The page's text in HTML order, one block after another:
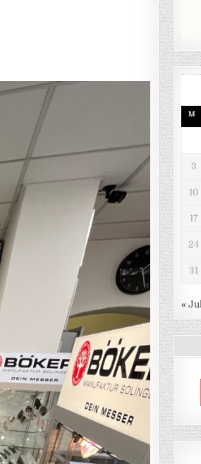
M
3
10
17
24
31
«